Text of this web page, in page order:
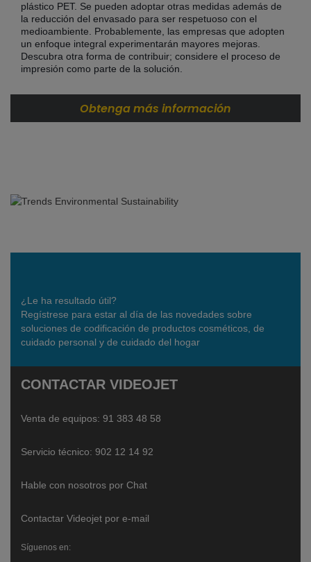
plástico PET. Se pueden adoptar otras medidas además de
la reducción del envasado para ser respetuoso con el
medioambiente. Probablemente, las empresas que adopten
un enfoque integral experimentarán mayores mejoras.
Descubra otra forma de contribuir; considere el proceso de
impresión como parte de la solución.
Obtenga más información
¿Le ha resultado útil?
Regístrese para estar al día de las novedades sobre
soluciones de codificación de productos cosméticos, de
cuidado personal y de cuidado del hogar
CONTACTAR VIDEOJET
Venta de equipos: 91 383 48 58
Servicio técnico: 902 12 14 92
Hable con nosotros por Chat
Contactar Videojet por e-mail
Síguenos en: